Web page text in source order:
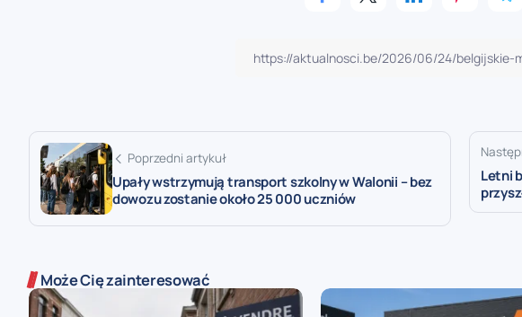
Poprzedni artykuł
Upały wstrzymują transport szkolny w Walonii – bez
dowozu zostanie około 25 000 uczniów
Letni
Może Cię zainteresować